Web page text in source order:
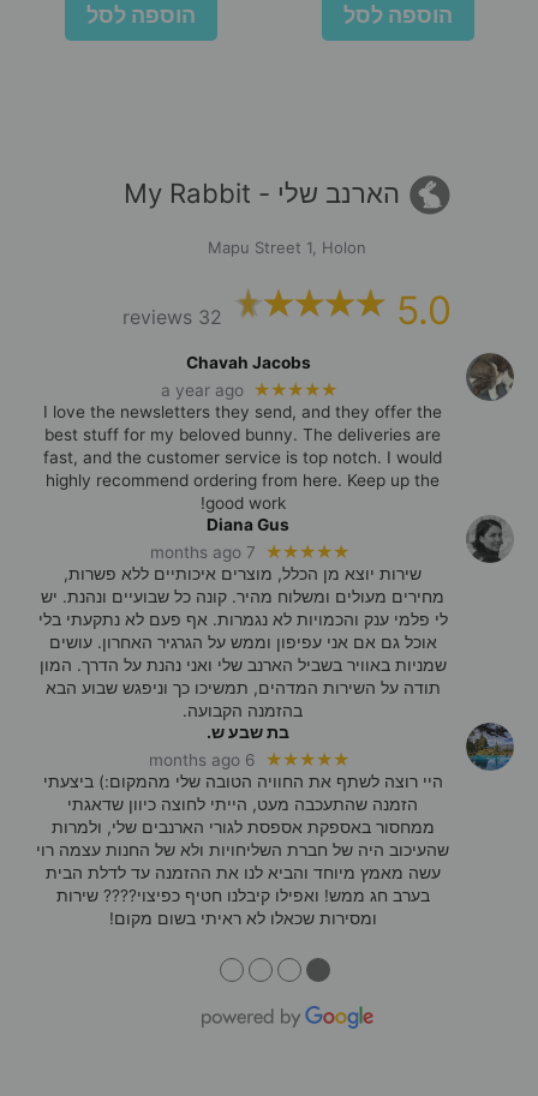
הוספה לסל הוספה לסל
הארנב שלי - My Rabbit
Mapu Street 1, Holon
5.0
32 reviews
Chavah Jacobs
★★★★★
a year ago
I love the newsletters they send, and they offer the
best stuff for my beloved bunny. The deliveries are
fast, and the customer service is top notch. I would
highly recommend ordering from here. Keep up the
good work!
Diana Gus
★★★★★
7 months ago
שירות יוצא מן הכלל, מוצרים איכותיים ללא פשרות,
מחירים מעולים ומשלוח מהיר. קונה כל שבועיים ונהנת. יש
לי פלמי ענק והכמויות לא נגמרות. אף פעם לא נתקעתי בלי
אוכל גם אם אני עפיפון וממש על הגרגיר האחרון. עושים
שמניות באוויר בשביל הארנב שלי ואני נהנת על הדרך. המון
תודה על השירות המדהים, תמשיכו כך וניפגש שבוע הבא
בהזמנה הקבועה.
בת שבע ש.
★★★★★
6 months ago
היי רוצה לשתף את החוויה הטובה שלי מהמקום:) ביצעתי
הזמנה שהתעכבה מעט, הייתי לחוצה כיוון שדאגתי
ממחסור באספקת אספסת לגורי הארנבים שלי, ולמרות
שהעיכוב היה של חברת השליחויות ולא של החנות עצמה רוי
עשה מאמץ מיוחד והביא לנו את ההזמנה עד לדלת הבית
בערב חג ממש! ואפילו קיבלנו חטיף כפיצוי???? שירות
ומסירות שכאלו לא ראיתי בשום מקום!
●
●
●
●